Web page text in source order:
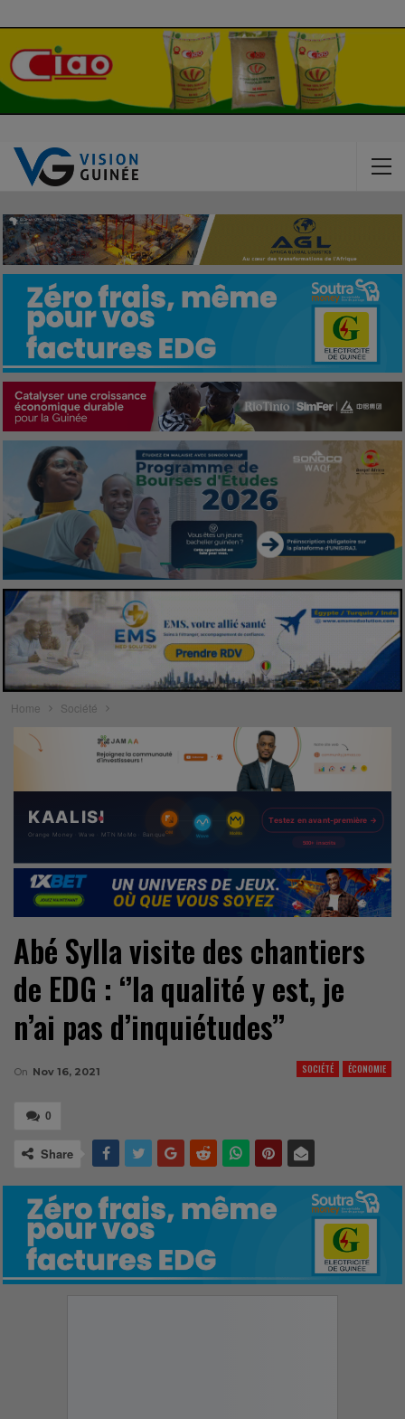
Home Société
Abé Sylla visite des chantiers
de EDG : ‘’la qualité y est, je
n’ai pas d’inquiétudes’’
SOCIÉTÉ ÉCONOMIE
On Nov 16, 2021
0
Share